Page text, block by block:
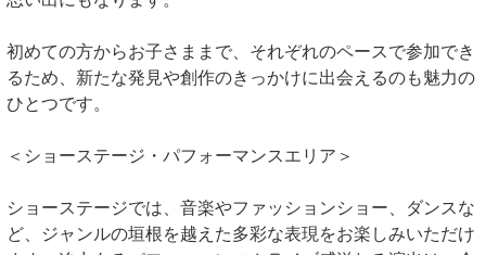
初めての方からお子さままで、それぞれのペースで参加でき
るため、新たな発見や創作のきっかけに出会えるのも魅力の
ひとつです。
＜ショーステージ・パフォーマンスエリア＞
ショーステージでは、音楽やファッションショー、ダンスな
ど、ジャンルの垣根を越えた多彩な表現をお楽しみいただけ